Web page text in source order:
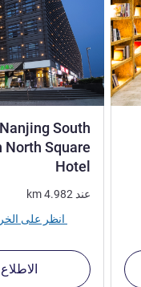
South
North Square
Hotel
عند km4.982